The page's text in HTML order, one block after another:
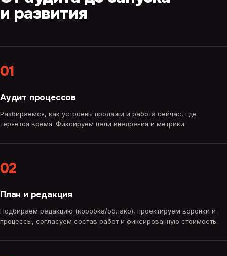
и развития
01
Аудит процессов
Разбираемся, как устроены продажи и работа сейчас, где
теряется время. Фиксируем цели внедрения и метрики.
02
План и редакция
Подбираем редакцию (коробка/облако), проектируем воронки и
процессы, согласуем состав работ и фиксированную стоимость.